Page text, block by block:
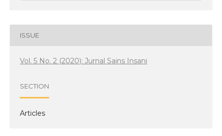
ISSUE
Vol. 5 No. 2 (2020): Jurnal Sains Insani
SECTION
Articles